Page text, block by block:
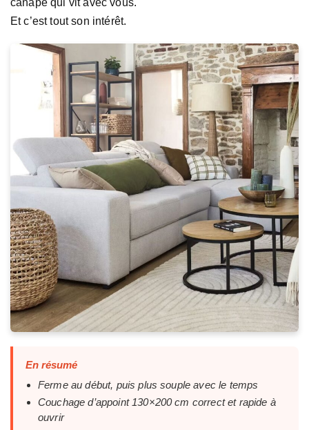
Et c’est tout son intérêt.
En résumé
Ferme au début, puis plus souple avec le temps
Couchage d’appoint 130×200 cm correct et rapide à
ouvrir